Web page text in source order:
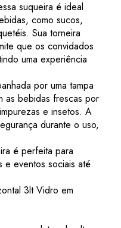
suqueira é ideal
como sucos,
Sua torneira
que os convidados
uma experiência
por uma tampa
as bebidas frescas por
e insetos. A
durante o uso,
é perfeita para
e eventos sociais até
3lt Vidro em